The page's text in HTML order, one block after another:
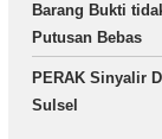
Barang Bukti
Putusan Bebas
PERAK Sinyalir
Sulsel